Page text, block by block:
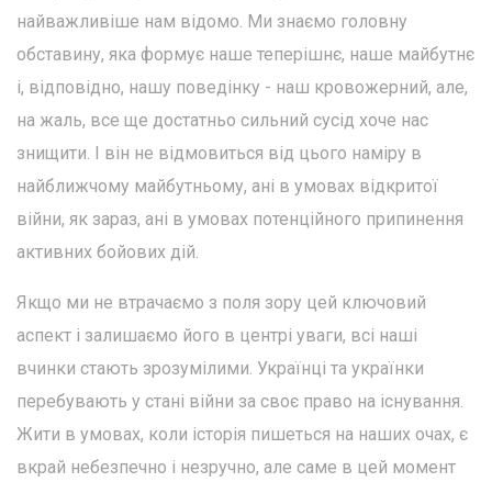
найважливіше нам відомо. Ми знаємо головну
обставину, яка формує наше теперішнє, наше майбутнє
і, відповідно, нашу поведінку - наш кровожерний, але,
на жаль, все ще достатньо сильний сусід хоче нас
знищити. І він не відмовиться від цього наміру в
найближчому майбутньому, ані в умовах відкритої
війни, як зараз, ані в умовах потенційного припинення
активних бойових дій.
Якщо ми не втрачаємо з поля зору цей ключовий
аспект і залишаємо його в центрі уваги, всі наші
вчинки стають зрозумілими. Українці та українки
перебувають у стані війни за своє право на існування.
Жити в умовах, коли історія пишеться на наших очах, є
вкрай небезпечно і незручно, але саме в цей момент